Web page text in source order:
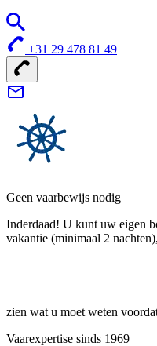
+31 29 478 81 49
Geen vaarbewijs nodig
Inderdaad! U kunt uw eigen
vakantie (minimaal 2
zien wat u moet weten
Vaarexpertise sinds 1969